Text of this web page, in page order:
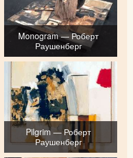
Monogram — Роберт
Раушенберг
Pilgrim — Роберт
Раушенберг